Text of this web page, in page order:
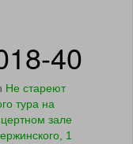
40
Не стареют
тура на
зале
1